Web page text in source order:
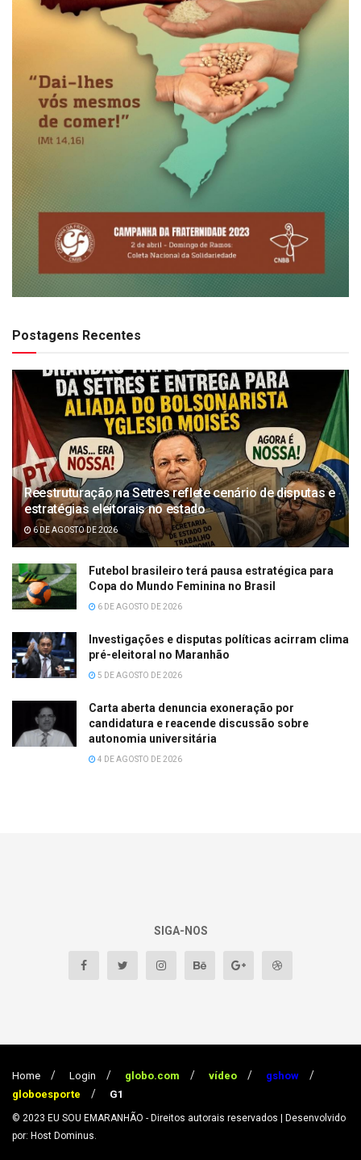
Postagens Recentes
Reestruturação na Setres reflete cenário de disputas e
estratégias eleitorais no estado
6 DE AGOSTO DE 2026
Futebol brasileiro terá pausa estratégica para
Copa do Mundo Feminina no Brasil
6 DE AGOSTO DE 2026
Investigações e disputas políticas acirram clima
pré-eleitoral no Maranhão
5 DE AGOSTO DE 2026
Carta aberta denuncia exoneração por
candidatura e reacende discussão sobre
autonomia universitária
4 DE AGOSTO DE 2026
SIGA-NOS
Home Login globo.com vídeo
gshow
globoesporte
G1
© 2023 EU SOU EMARANHÃO - Direitos autorais reservados | Desenvolvido
por: Host Dominus.